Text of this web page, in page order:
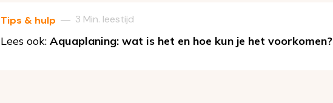
Tips & hulp — 3 Min. leestijd
Lees ook: Aquaplaning: wat is het en hoe kun je het voorkomen?